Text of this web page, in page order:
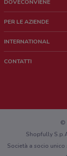
DOVECONVIENE
Chi siamo
Lavora con noi
PER LE AZIENDE
Richieste commerciali
INTERNATIONAL
CONTATTI
Hai un
©
Shopfully
Società a socio